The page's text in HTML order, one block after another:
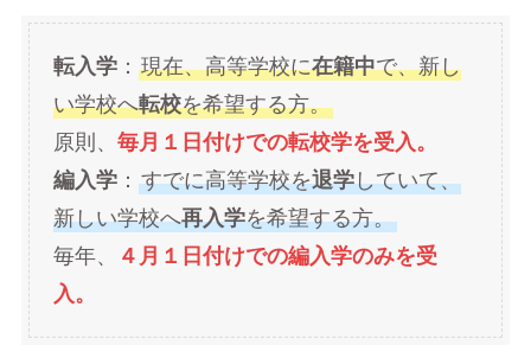
転入学： 現在、高等学校に在籍中で、新し
い学校へ転校を希望する方。
原則、 毎月１日付けでの転校学を受入。
編入学： すでに高等学校を退学していて、
新しい学校へ再入学を希望する方。
毎年、
４月１日付けでの編入学のみを受
入。